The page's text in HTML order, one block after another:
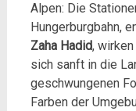
Alpen: Die
Hungerburgbahn,
Zaha Hadid,
sich sanft in die
geschwungenen
Farben der